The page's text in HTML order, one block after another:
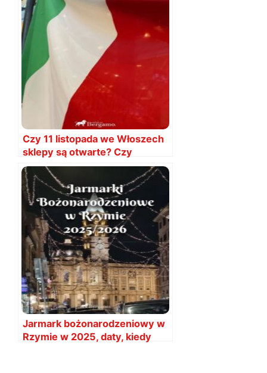
Czy 11 listopada we Włoszech
sklepy są otwarte? Czy
restauracje?
Jarmark bożonarodzeniowy w
Rzymie w 2025, daty, kiedy